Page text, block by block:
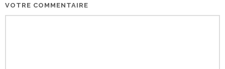
VOTRE COMMENTAIRE